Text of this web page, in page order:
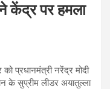
केंद्र पर हमला
को प्रधानमंत्री नरेंद्र मोदी
के सुप्रीम लीडर अयातुल्ला